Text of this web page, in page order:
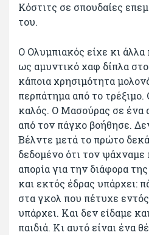
Κόστιτς σε σπουδαίες
του.
Ο Ολυμπιακός είχε κι
ως αμυντικό χαφ δίπλα
κάποια χρησιμότητα
περπάτημα από το
καλός. Ο Μασούρας σε ένα
από τον πάγκο βοήθησε.
Βέλντε μετά το πρώτο
δεδομένο ότι τον ψάχναμε
απορία για την διάφορα
και εκτός έδρας υπάρχει:
στα γκολ που πέτυχε
υπάρχει. Και δεν είδαμε
παιδιά. Κι αυτό είναι ένα